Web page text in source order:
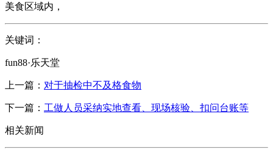
美食区域内，
关键词：
fun88·乐天堂
上一篇： 对于抽检中不及格食物
下一篇： 工做人员采纳实地查看、现场核验、扣问台账等
相关新闻